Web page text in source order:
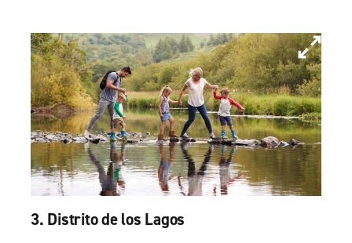
3. Distrito de los Lagos